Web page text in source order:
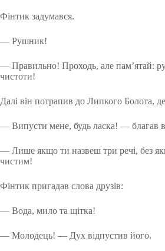
Фінтик задумався.
— Рушник!
— Правильно! Проходь, але пам’ятай:
чистоти!
Далі він потрапив до Липкого Болота,
— Випусти мене, будь ласка! — благав
— Лише якщо ти назвеш три речі, без
чистим!
Фінтик пригадав слова друзів:
— Вода, мило та щітка!
— Молодець! — Дух відпустив його.